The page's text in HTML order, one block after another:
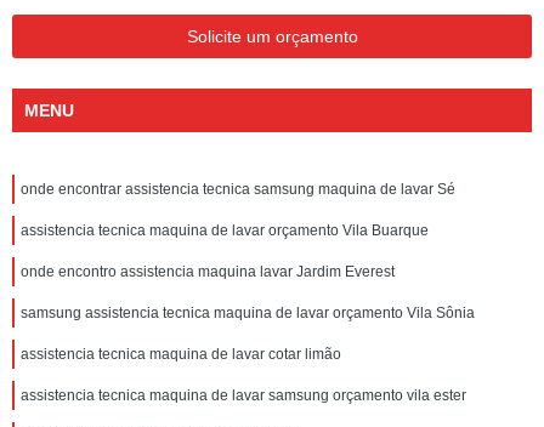
Solicite um orçamento
MENU
onde encontrar assistencia tecnica samsung maquina de lavar Sé
assistencia tecnica maquina de lavar orçamento Vila Buarque
onde encontro assistencia maquina lavar Jardim Everest
samsung assistencia tecnica maquina de lavar orçamento Vila Sônia
assistencia tecnica maquina de lavar cotar limão
assistencia tecnica maquina de lavar samsung orçamento vila ester